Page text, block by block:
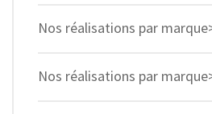
Nos réalisations par
Nos réalisations par